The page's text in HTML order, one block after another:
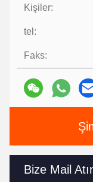
Kişiler:
tel:
Faks:
Bize Mail